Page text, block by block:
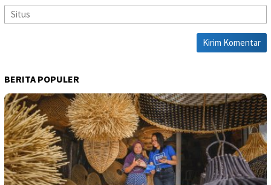
BERITA POPULER